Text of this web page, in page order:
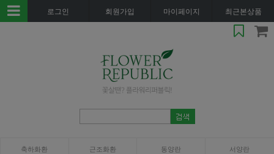
로그인 회원가입 마이페이지 최근본상품
축하화환 근조화환 동양란 서양란